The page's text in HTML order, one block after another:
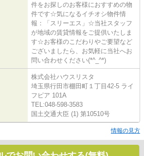
件をお探しのお客様におすすめの物
件です☆気になるイチオシ物件情
報：「スリーエス」☆当社スタッフ
が地域の賃貸情報をご提供いたしま
す☆お客様のこだわりやご要望など
ございましたら、お気軽に当社へお
問い合わせください(*^_^*)
株式会社ハウスリスタ
埼玉県行田市棚田町１丁目42-5 ライ
フピア 101A
TEL:048-598-3583
国土交通大臣 (1) 第10510号
情報の見方